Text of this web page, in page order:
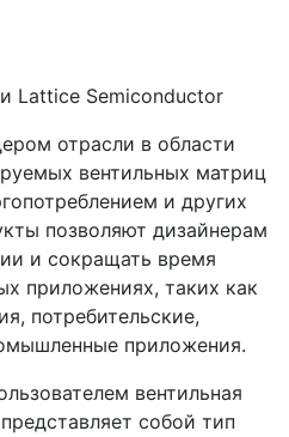
Lattice Semiconductor
отрасли в области
вентильных матриц
и других
позволяют дизайнерам
и сокращать время
приложениях, таких как
потребительские,
приложения.
вентильная
собой тип